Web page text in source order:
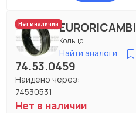
Нет в наличииEURORICAMBI
Кольцо
Найти аналоги
74.53.0459
Найдено через:
74530531
Нет в наличии